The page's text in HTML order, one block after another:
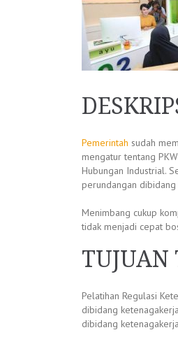
Pemerintah sudah
mengatur tentang
Hubungan Industrial.
perundangan
Menimbang cukup
tidak menjadi cepat
TUJUAN
Pelatihan Regulasi
dibidang
dibidang